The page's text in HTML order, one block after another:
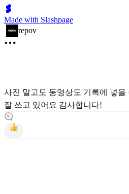
Made with Slashpage
repov
사진 말고도 동영상도 기록에 넣
잘 쓰고 있어요 감사합니다!